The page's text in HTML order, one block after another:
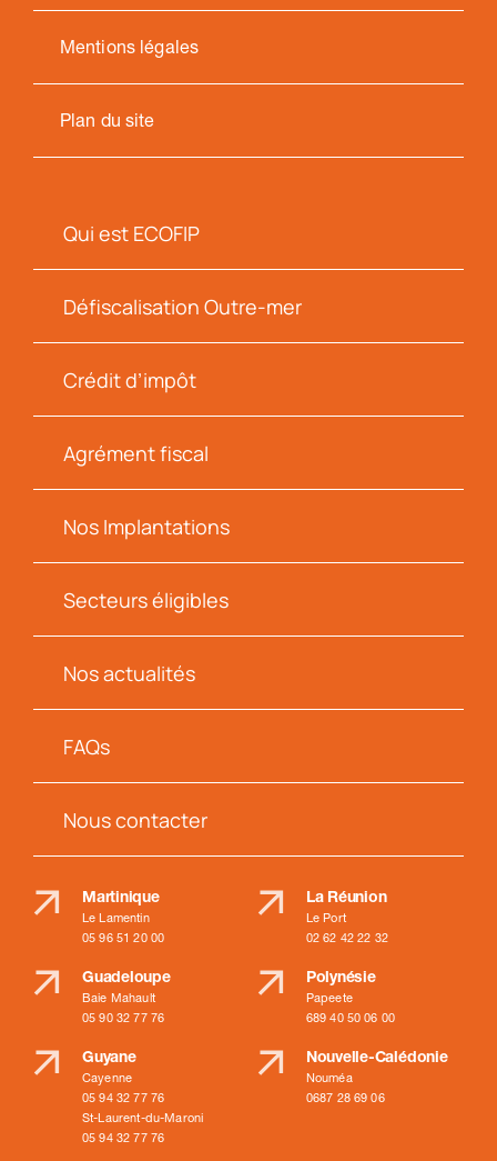
Mentions légales
Plan du site
Qui est ECOFIP
Défiscalisation Outre-mer
Crédit d’impôt
Agrément fiscal
Nos Implantations
Secteurs éligibles
Nos actualités
FAQs
Nous contacter
Martinique
Le Lamentin
05 96 51 20 00
Guadeloupe
Baie Mahault
05 90 32 77 76
Guyane
Cayenne
05 94 32 77 76
St-Laurent-du-Maroni
05 94 32 77 76
La Réunion
Le Port
02 62 42 22 32
Polynésie
Papeete
689 40 50 06 00
Nouvelle-Calédonie
Nouméa
0687 28 69 06